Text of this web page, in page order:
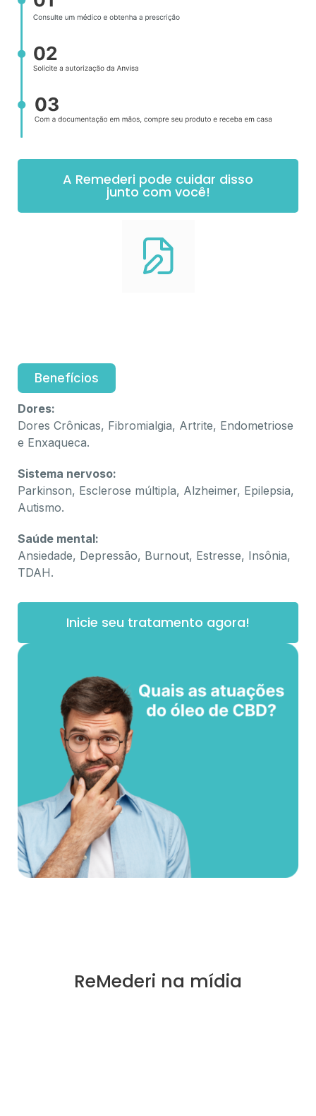
A Remederi pode cuidar disso
junto com você!
Benefícios
Dores:
Dores Crônicas, Fibromialgia, Artrite, Endometriose
e Enxaqueca.
Sistema nervoso:
Parkinson, Esclerose múltipla, Alzheimer, Epilepsia,
Autismo.
Saúde mental:
Ansiedade, Depressão, Burnout, Estresse, Insônia,
TDAH.
Inicie seu tratamento agora!
ReMederi na mídia